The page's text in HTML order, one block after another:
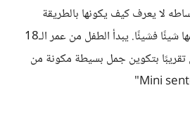
لا يعرف كيف يكونها بالطريقة
الصحيحة،و يبدأ بتعلمها شيئًا فشيئًا. يبدأ الطفل من عمر الـ18
تقريبًا بتكوين جمل بسيطة مكونة من